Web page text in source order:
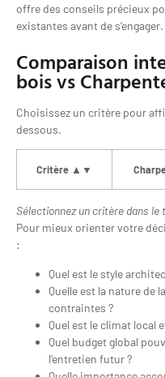
offre des conseils précieux
existantes avant de s’engager.
Comparaison
bois vs
Choisissez un critère pour
dessous.
Critère ▲▼
Sélectionnez un critère dans
Pour mieux orienter votre
:
Quel est le style
Quelle est la nature de
contraintes ?
Quel est le climat local
Quel budget global
l’entretien futur ?